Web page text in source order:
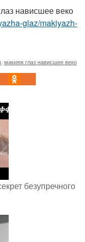
нависшее веко
glaz/makiyazh-
макияж глаз нависшее веко
безупречного